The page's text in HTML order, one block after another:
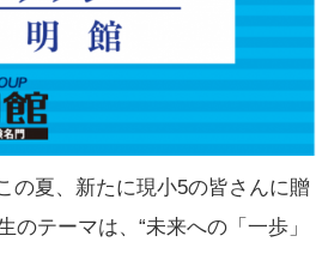
の夏、新たに現小5の皆さんに贈
テーマは、“未来への「一歩」